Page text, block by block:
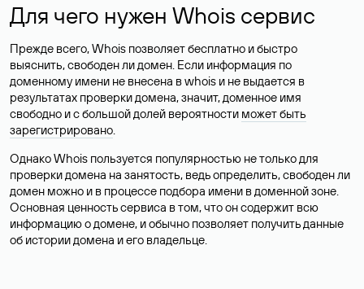
Для чего нужен Whois сервис
Прежде всего, Whois позволяет бесплатно и быстро
выяснить, свободен ли домен. Если информация по
доменному имени не внесена в whois и не выдается в
результатах проверки домена, значит, доменное имя
свободно и с большой долей вероятности может быть
зарегистрировано.
Однако Whois пользуется популярностью не только для
проверки домена на занятость, ведь определить, свободен ли
домен можно и в процессе подбора имени в доменной зоне.
Основная ценность сервиса в том, что он содержит всю
информацию о домене, и обычно позволяет получить данные
об истории домена и его владельце.